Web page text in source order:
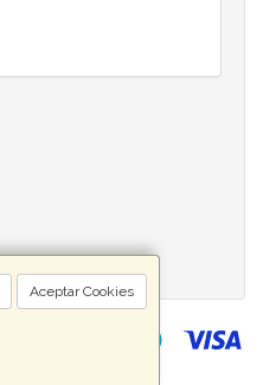
Aceptar Cookies